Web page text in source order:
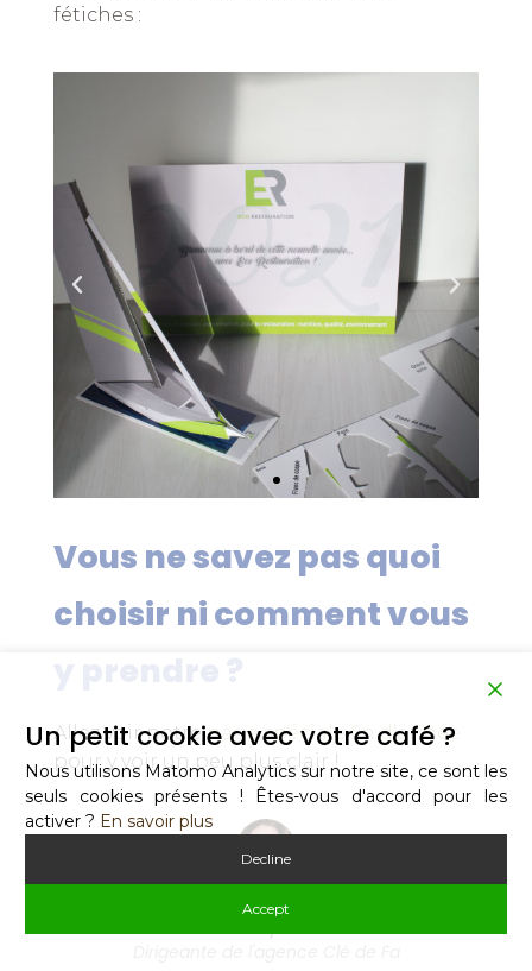
fétiches :
Vous ne savez pas quoi
choisir ni comment vous
Allez voir notrepage spéciale fin d’année
pour y voir un peu plus clair !
Fanny Souchon
Un petit cookie avec votre café ?
Nous utilisons Matomo Analytics sur notre site, ce sont les
seuls cookies présents ! Êtes-vous d'accord pour les
activer ? En savoir plus
Decline
Accept